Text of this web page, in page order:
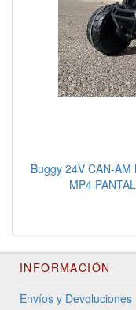
Buggy 24V CAN-
MP4
INFORMACIÓN
Envíos y Devoluciones